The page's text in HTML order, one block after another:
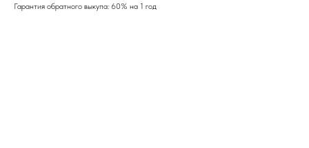
Гарантия обратного выкупа: 60% на 1 год